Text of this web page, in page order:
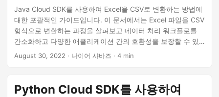
Java Cloud SDK를 사용하여 Excel을 CSV로 변환하는 방법에
대한 포괄적인 가이드입니다. 이 문서에서는 Excel 파일을 CSV
형식으로 변환하는 과정을 살펴보고 데이터 처리 워크플로를
간소화하고 다양한 애플리케이션 간의 호환성을 보장할 수 있
습니다. 데이터 추출, 스프레드시트 조작 또는 데이터를 다른 시
August 30, 2022 · 나이어 샤바즈 · 4 min
Python Cloud SDK를 사용하여